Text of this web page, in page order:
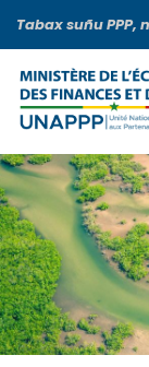
contenu
principal
Tabax suñu